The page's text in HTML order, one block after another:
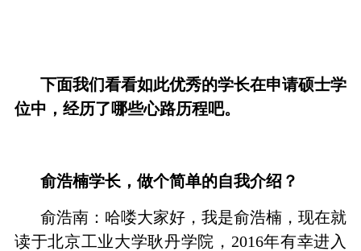
下面我们看看如此优秀的学长在申请硕士学
位中，经历了哪些心路历程吧。
俞浩楠学长，做个简单的自我介绍？
俞浩南：哈喽大家好，我是俞浩楠，现在就
读于北京工业大学耿丹学院，2016年有幸进入